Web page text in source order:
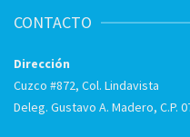
CONTACTO
Dirección
Cuzco #872, Col. Lindavista
Deleg. Gustavo A. Madero, C.P.